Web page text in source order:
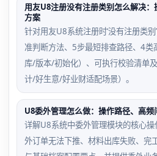
用友U8注册没有注册类别怎么解决
方案
针对用友U8系统注册时‘没有注册类
准判断方法、5步最短排查路径、4
库/版本/初始化）、可执行校验清单
计/好生意/好业财适配场景）。
U8委外管理怎么做：操作路径、高
详解U8系统中委外管理模块的核心
外订单无法下推、材料出库失败、完